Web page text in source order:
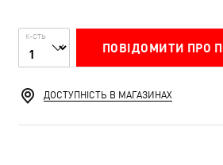
К-СТЬ
ПОВІДОМИТИ ПРО
ДОСТУПНІСТЬ В МАГАЗИНАХ